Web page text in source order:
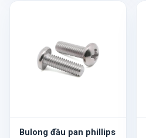
Bulong đầu pan phillips